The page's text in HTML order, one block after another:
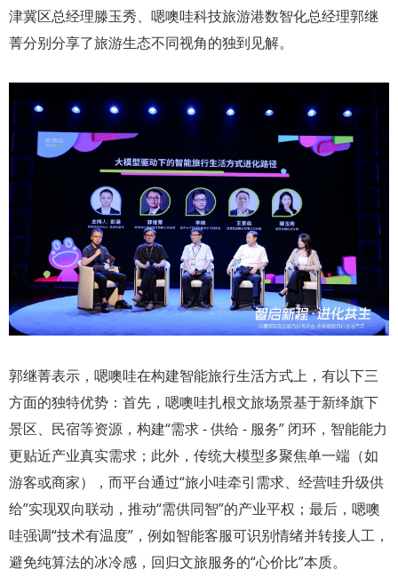
津冀区总经理滕玉秀、嗯噢哇科技旅游港数智化总经理郭继
菁分别分享了旅游生态不同视角的独到见解。
郭继菁表示，嗯噢哇在构建智能旅行生活方式上，有以下三
方面的独特优势：首先，嗯噢哇扎根文旅场景基于新绎旗下
景区、民宿等资源，构建“需求 - 供给 - 服务” 闭环，智能能力
更贴近产业真实需求；此外，传统大模型多聚焦单一端（如
游客或商家），而平台通过“旅小哇牵引需求、经营哇升级供
给”实现双向联动，推动“需供同智”的产业平权；最后，嗯噢
哇强调“技术有温度”，例如智能客服可识别情绪并转接人工，
避免纯算法的冰冷感，回归文旅服务的“心价比”本质。